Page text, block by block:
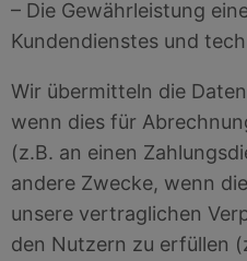
– Die Gewährleistung
Kundendienstes und
Wir übermitteln die
wenn dies für
(z.B. an einen
andere Zwecke, wenn
unsere vertraglichen
den Nutzern zu erfüllen